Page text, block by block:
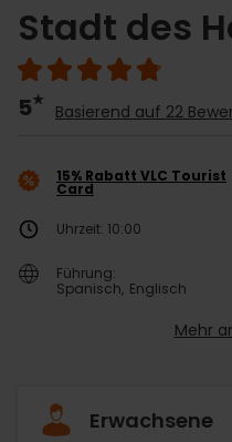
Stadt des
5 Basierend auf 22
15% Rabatt VLC Tourist
Card
Uhrzeit: 10:00
Führung:
Spanisch Englisch
Mehr
Erwachsene